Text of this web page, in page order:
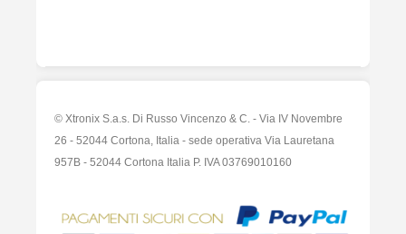
© Xtronix S.a.s. Di Russo Vincenzo & C. - Via IV Novembre
26 - 52044 Cortona, Italia - sede operativa Via Lauretana
957B - 52044 Cortona Italia P. IVA 03769010160